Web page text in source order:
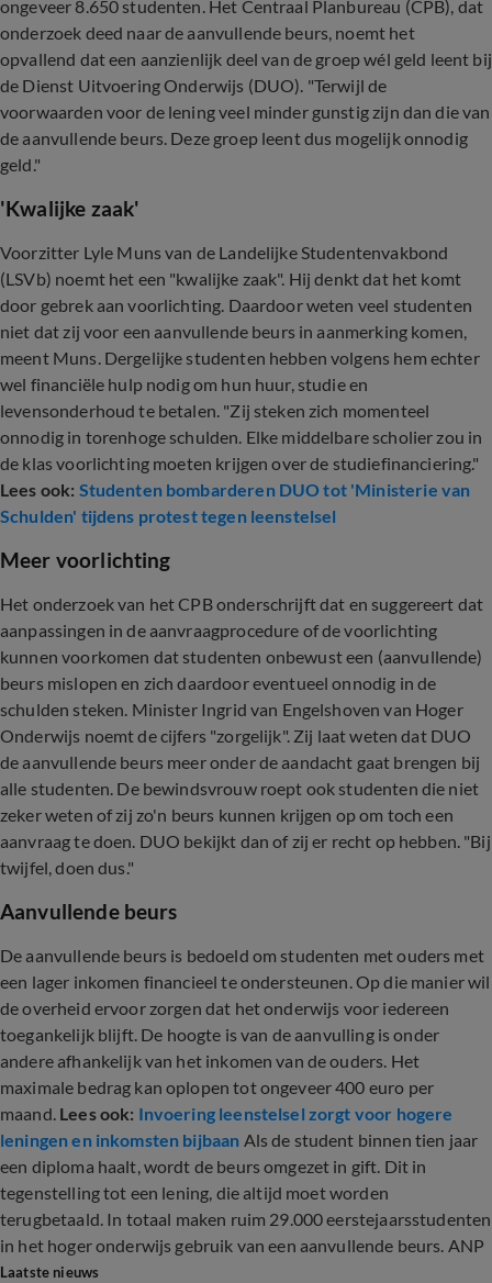
ongeveer 8.650 studenten. Het Centraal Planbureau (CPB), dat
onderzoek deed naar de aanvullende beurs, noemt het
opvallend dat een aanzienlijk deel van de groep wél geld leent bij
de Dienst Uitvoering Onderwijs (DUO). "Terwijl de
voorwaarden voor de lening veel minder gunstig zijn dan die van
de aanvullende beurs. Deze groep leent dus mogelijk onnodig
geld."
'Kwalijke zaak'
Voorzitter Lyle Muns van de Landelijke Studentenvakbond
(LSVb) noemt het een "kwalijke zaak". Hij denkt dat het komt
door gebrek aan voorlichting. Daardoor weten veel studenten
niet dat zij voor een aanvullende beurs in aanmerking komen,
meent Muns. Dergelijke studenten hebben volgens hem echter
wel financiële hulp nodig om hun huur, studie en
levensonderhoud te betalen. "Zij steken zich momenteel
onnodig in torenhoge schulden. Elke middelbare scholier zou in
de klas voorlichting moeten krijgen over de studiefinanciering."
Lees ook: Studenten bombarderen DUO tot 'Ministerie van
Schulden' tijdens protest tegen leenstelsel
Meer voorlichting
Het onderzoek van het CPB onderschrijft dat en suggereert dat
aanpassingen in de aanvraagprocedure of de voorlichting
kunnen voorkomen dat studenten onbewust een (aanvullende)
beurs mislopen en zich daardoor eventueel onnodig in de
schulden steken. Minister Ingrid van Engelshoven van Hoger
Onderwijs noemt de cijfers "zorgelijk". Zij laat weten dat DUO
de aanvullende beurs meer onder de aandacht gaat brengen bij
alle studenten. De bewindsvrouw roept ook studenten die niet
zeker weten of zij zo'n beurs kunnen krijgen op om toch een
aanvraag te doen. DUO bekijkt dan of zij er recht op hebben. "Bij
twijfel, doen dus."
Aanvullende beurs
De aanvullende beurs is bedoeld om studenten met ouders met
een lager inkomen financieel te ondersteunen. Op die manier wil
de overheid ervoor zorgen dat het onderwijs voor iedereen
toegankelijk blijft. De hoogte is van de aanvulling is onder
andere afhankelijk van het inkomen van de ouders. Het
maximale bedrag kan oplopen tot ongeveer 400 euro per
maand. Lees ook: Invoering leenstelsel zorgt voor hogere
leningen en inkomsten bijbaan Als de student binnen tien jaar
een diploma haalt, wordt de beurs omgezet in gift. Dit in
tegenstelling tot een lening, die altijd moet worden
terugbetaald. In totaal maken ruim 29.000 eerstejaarsstudenten
in het hoger onderwijs gebruik van een aanvullende beurs. ANP
Laatste nieuws